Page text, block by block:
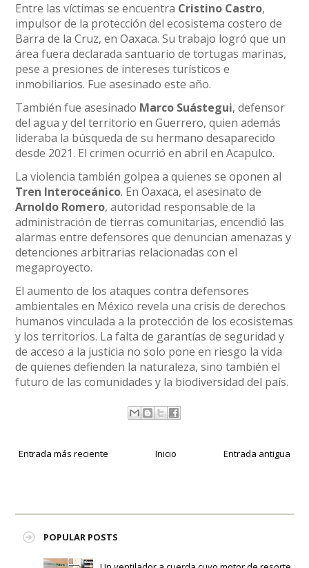
Entre las víctimas se encuentra Cristino Castro,
impulsor de la protección del ecosistema costero de
Barra de la Cruz, en Oaxaca. Su trabajo logró que un
área fuera declarada santuario de tortugas marinas,
pese a presiones de intereses turísticos e
inmobiliarios. Fue asesinado este año.
También fue asesinado Marco Suástegui, defensor
del agua y del territorio en Guerrero, quien además
lideraba la búsqueda de su hermano desaparecido
desde 2021. El crimen ocurrió en abril en Acapulco.
La violencia también golpea a quienes se oponen al
Tren Interoceánico. En Oaxaca, el asesinato de
Arnoldo Romero, autoridad responsable de la
administración de tierras comunitarias, encendió las
alarmas entre defensores que denuncian amenazas y
detenciones arbitrarias relacionadas con el
megaproyecto.
El aumento de los ataques contra defensores
ambientales en México revela una crisis de derechos
humanos vinculada a la protección de los ecosistemas
y los territorios. La falta de garantías de seguridad y
de acceso a la justicia no solo pone en riesgo la vida
de quienes defienden la naturaleza, sino también el
futuro de las comunidades y la biodiversidad del país.
Entrada más reciente Entrada antigua
Inicio
POPULAR POSTS